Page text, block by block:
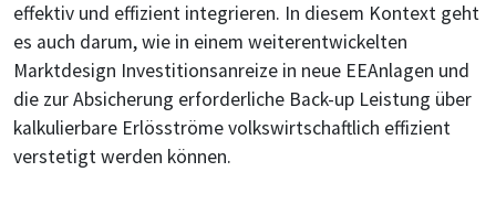
effektiv und effizient integrieren. In diesem Kontext geht
es auch darum, wie in einem weiterentwickelten
Marktdesign Investitionsanreize in neue EEAnlagen und
die zur Absicherung erforderliche Back-up Leistung über
kalkulierbare Erlösströme volkswirtschaftlich effizient
verstetigt werden können.